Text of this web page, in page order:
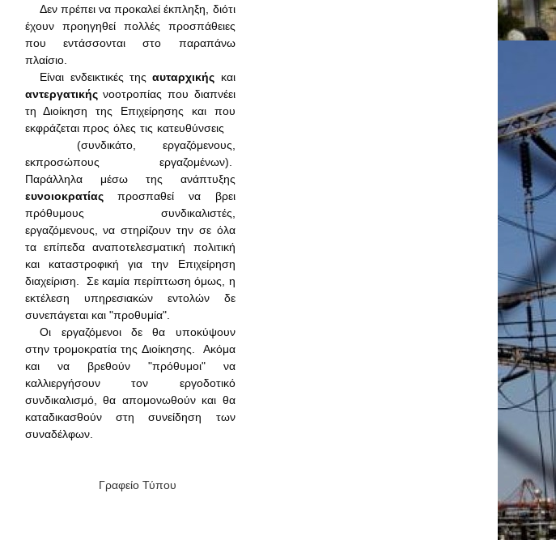
Δεν πρέπει να προκαλεί έκπληξη, διότι
έχουν προηγηθεί πολλές προσπάθειες
που εντάσσονται στο παραπάνω
πλαίσιο.
Είναι ενδεικτικές τηςαυταρχικής και
αντεργατικήςνοοτροπίας που διαπνέει
τη Διοίκηση της Επιχείρησης και που
εκφράζεται προς όλες τις κατευθύνσεις
(συνδικάτο, εργαζόμενους,
εκπροσώπους εργαζομένων).
Παράλληλα μέσω της ανάπτυξης
ευνοιοκρατίαςπροσπαθεί να βρει
πρόθυμους συνδικαλιστές,
εργαζόμενους, να στηρίζουν την σε όλα
τα επίπεδα αναποτελεσματική πολιτική
και καταστροφική για την Επιχείρηση
διαχείριση.
Σε καμία περίπτωση όμως, η
εκτέλεση υπηρεσιακών εντολών δε
συνεπάγεται και "προθυμία".
Οι εργαζόμενοι δε θα υποκύψουν
στην τρομοκρατία της Διοίκησης.
Ακόμα
και να βρεθούν "πρόθυμοι" να
καλλιεργήσουν τον εργοδοτικό
συνδικαλισμό, θα απομονωθούν και θα
καταδικασθούν στη συνείδηση των
συναδέλφων.
Γραφείο Τύπου